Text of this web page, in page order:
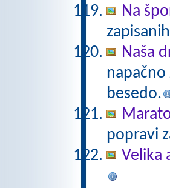
Na
Naša
besedo.
popravi
Velika